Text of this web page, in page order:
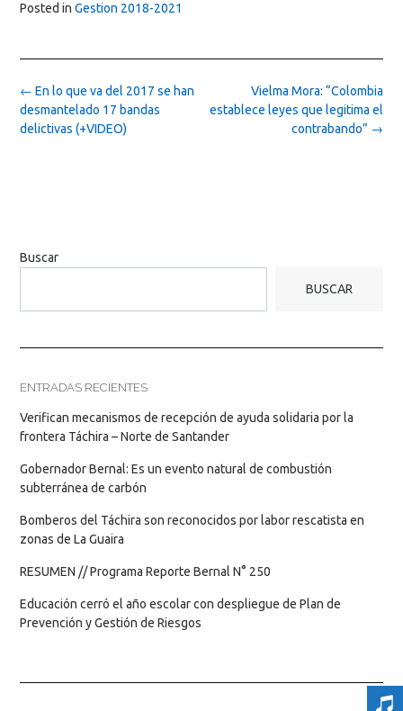
Posted in Gestion 2018-2021
Post
navigation
Vielma Mora: “Colombia
establece leyes que legitima el
contrabando” →
← En lo que va del 2017 se han
desmantelado 17 bandas
delictivas (+VIDEO)
Buscar
BUSCAR
ENTRADAS RECIENTES
Verifican mecanismos de recepción de ayuda solidaria por la
frontera Táchira – Norte de Santander
Gobernador Bernal: Es un evento natural de combustión
subterránea de carbón
Bomberos del Táchira son reconocidos por labor rescatista en
zonas de La Guaira
RESUMEN // Programa Reporte Bernal N° 250
Educación cerró el año escolar con despliegue de Plan de
Prevención y Gestión de Riesgos